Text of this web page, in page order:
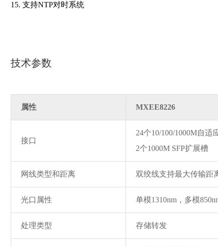
15. 支持NTP对时系统
技术参数
属性 MXEE8226
接口
24个10/100/1000M自适
2个1000M SFP扩展槽
网线类型和距离 双绞线支持最大传输距
光口属性 单模1310nm，多模
处理类型 存储转发